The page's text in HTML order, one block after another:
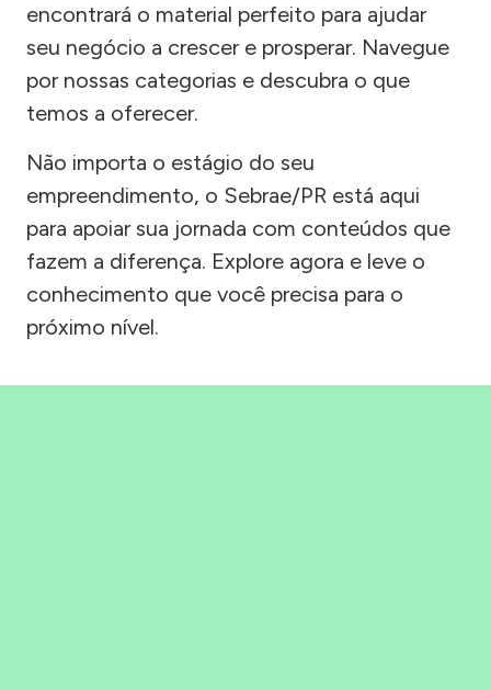
encontrará o material perfeito para ajudar
seu negócio a crescer e prosperar. Navegue
por nossas categorias e descubra o que
temos a oferecer.
Não importa o estágio do seu
empreendimento, o Sebrae/PR está aqui
para apoiar sua jornada com conteúdos que
fazem a diferença. Explore agora e leve o
conhecimento que você precisa para o
próximo nível.